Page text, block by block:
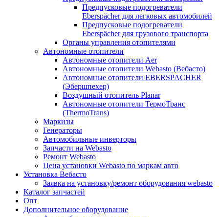
Предпусковые подогреватели
Eberspächer для легковых автомобилей
Предпусковые подогреватели
Eberspächer для грузового транспорта
Органы управления отопителями
Автономные отопители
Автономные отопители Аer
Автономные отопители Webasto (Вебасто)
Автономные отопители EBERSPACHER
(Эбершпехер)
Воздушный отопитель Planar
Автономные отопители ТермоТранс
(ThermoTrans)
Маркизы
Генераторы
Автомобильные инверторы
Запчасти на Webasto
Ремонт Webasto
Цена установки Webasto по маркам авто
Установка Вебасто
Заявка на установку/ремонт оборудования webasto
Каталог запчастей
Опт
Дополнительное оборудование